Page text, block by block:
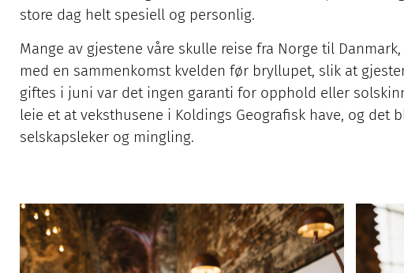
store dag helt spesiell og personlig.
Mange av gjestene våre skulle reise fra Norge til
med en sammenkomst kvelden før bryllupet, slik at
giftes i juni var det ingen garanti for opphold eller
leie et at veksthusene i Koldings Geografisk have, og det
selskapsleker og mingling.